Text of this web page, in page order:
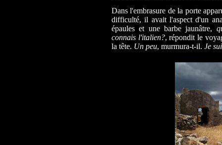
Dans l'embrasure de la porte
difficulté, il avait l'aspect d'un
épaules et une barbe jaunâtre,
connais l'italien?, répondit le
la tête. Un peu, murmura-t-il. Je